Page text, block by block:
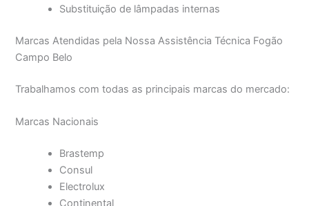
Substituição de lâmpadas internas
Marcas Atendidas pela Nossa Assistência Técnica Fogão
Campo Belo
Trabalhamos com todas as principais marcas do mercado:
Marcas Nacionais
Brastemp
Consul
Electrolux
Continental